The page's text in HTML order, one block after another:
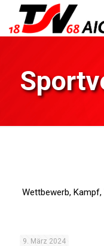
Wettbewerb,
9. März 2024